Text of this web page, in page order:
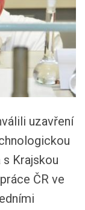
uzavření
Krajskou
ČR ve